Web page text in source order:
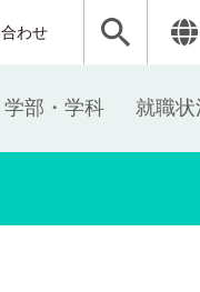
わせ
学部・学科 就職状